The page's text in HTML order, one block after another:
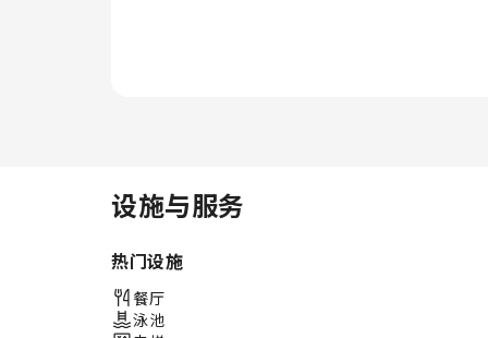
设施与服务
热门设施
餐厅
泳池